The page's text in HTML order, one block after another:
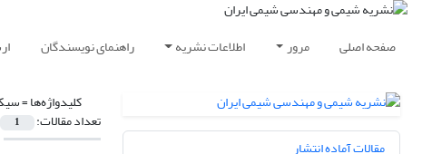
صفحه اصلی مرور اطلاعات نشریه راهنمای نویسندگان
کلیدواژه‌ها =
تعداد مقالات: 1
مقالات آماده انتشار